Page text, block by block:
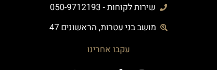
שירות לקוחות - 050-9712193
מושב בני עטרות, הראשונים 47
עקבו אחרינו